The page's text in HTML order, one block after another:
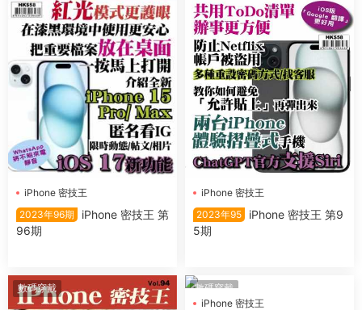
iPhone 密技王
2023年96期
iPhone 密技王 第
96期
iPhone 密技王
2023年95
iPhone 密技王 第9
5期
數碼穿戴
數碼穿戴
iPhone 密技王